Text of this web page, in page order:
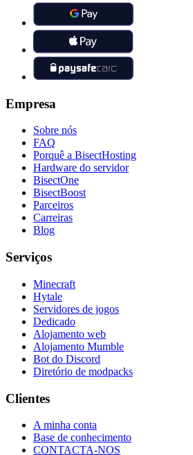
Empresa
Sobre nós
FAQ
Porquê a BisectHosting
Hardware do servidor
BisectOne
BisectBoost
Parceiros
Carreiras
Blog
Serviços
Minecraft
Hytale
Servidores de jogos
Dedicado
Alojamento web
Alojamento Mumble
Bot do Discord
Diretório de modpacks
Clientes
A minha conta
Base de conhecimento
CONTACTA-NOS